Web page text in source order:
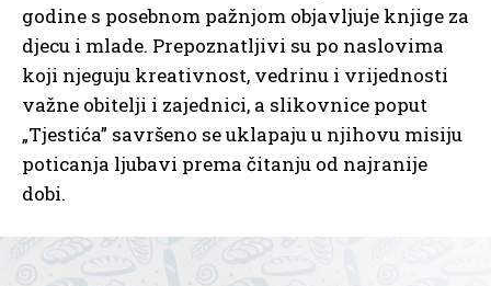
godine s posebnom pažnjom objavljuje knjige za
djecu i mlade. Prepoznatljivi su po naslovima
koji njeguju kreativnost, vedrinu i vrijednosti
važne obitelji i zajednici, a slikovnice poput
„Tjestića” savršeno se uklapaju u njihovu misiju
poticanja ljubavi prema čitanju od najranije
dobi.